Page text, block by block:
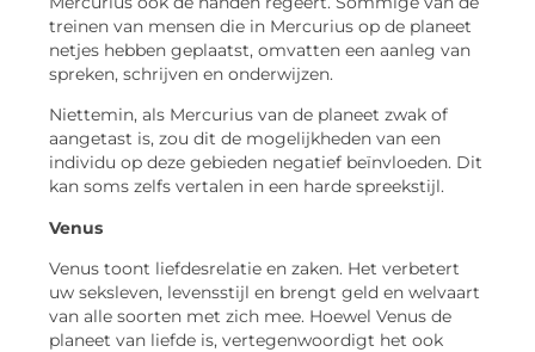
treinen van mensen die in Mercurius op de planeet
netjes hebben geplaatst, omvatten een aanleg van
spreken, schrijven en onderwijzen.
Niettemin, als Mercurius van de planeet zwak of
aangetast is, zou dit de mogelijkheden van een
individu op deze gebieden negatief beïnvloeden. Dit
kan soms zelfs vertalen in een harde spreekstijl.
Venus
Venus toont liefdesrelatie en zaken. Het verbetert
uw seksleven, levensstijl en brengt geld en welvaart
van alle soorten met zich mee. Hoewel Venus de
planeet van liefde is, vertegenwoordigt het ook